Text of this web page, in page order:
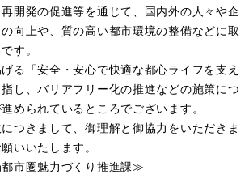
開発の促進等を通じて、国内外の人々や企
向上や、質の高い都市環境の整備などに取
す。
る「安全・安心で快適な都心ライフを支え
し、バリアフリー化の推進などの施策につ
められているところでございます。
つきまして、御理解と御協力をいただきま
いいたします。
市圏魅力づくり推進課≫